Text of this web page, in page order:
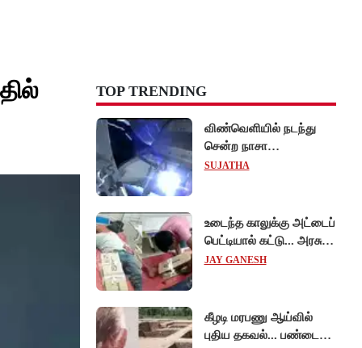
TOP TRENDING
விண்வெளியில் நடந்து
சென்ற நாசா
விஞ்ஞானிகள்
SUJATHA
உடைந்த காலுக்கு அட்டைப்
பெட்டியால் கட்டு... அரசு
மருத்துவமனையில்
JAY GANESH
கீழடி மரபணு ஆய்வில்
புதிய தகவல்... பண்டைய